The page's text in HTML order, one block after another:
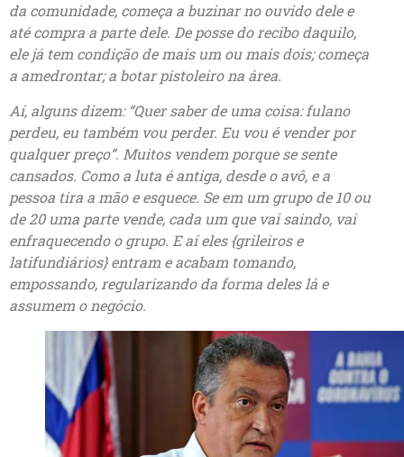
da comunidade, começa a buzinar no ouvido dele e
até compra a parte dele. De posse do recibo daquilo,
ele já tem condição de mais um ou mais dois; começa
a amedrontar; a botar pistoleiro na área.
Aí, alguns dizem: “Quer saber de uma coisa: fulano
perdeu, eu também vou perder. Eu vou é vender por
qualquer preço”. Muitos vendem porque se sente
cansados. Como a luta é antiga, desde o avô, e a
pessoa tira a mão e esquece. Se em um grupo de 10 ou
de 20 uma parte vende, cada um que vai saindo, vai
enfraquecendo o grupo. E aí eles {grileiros e
latifundiários} entram e acabam tomando,
empossando, regularizando da forma deles lá e
assumem o negócio.